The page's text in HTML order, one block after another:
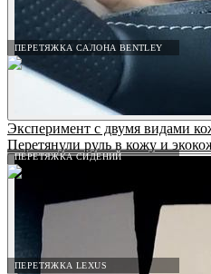
ПЕРЕТЯЖКА САЛОНА BENTLEY
ПЕРЕТЯЖКА СИДЕНИЙ
ПЕРЕТЯЖКА LEXUS
Эксперимент с двумя видами
Перетянули руль в кожу и